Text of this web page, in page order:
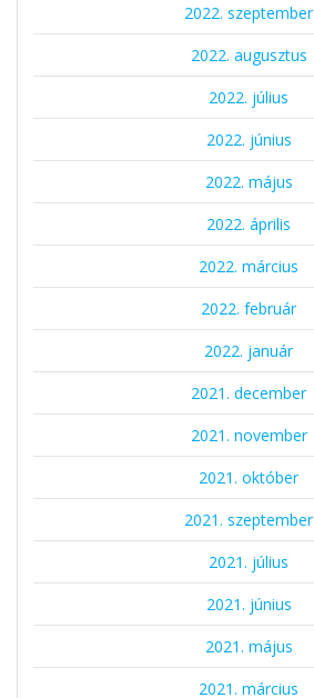
2022. szeptember
2022. augusztus
2022. július
2022. június
2022. május
2022. április
2022. március
2022. február
2022. január
2021. december
2021. november
2021. október
2021. szeptember
2021. július
2021. június
2021. május
2021. március